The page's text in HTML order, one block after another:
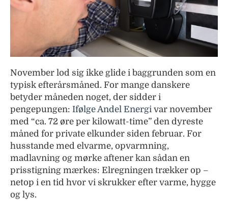
November lod sig ikke glide i baggrunden som en
typisk efterårsmåned. For mange danskere
betyder måneden noget, der sidder i
pengepungen: Ifølge Andel Energi var november
med “ca. 72 øre per kilowatt-time” den dyreste
måned for private elkunder siden februar. For
husstande med elvarme, opvarmning,
madlavning og mørke aftener kan sådan en
prisstigning mærkes: Elregningen trækker op –
netop i en tid hvor vi skrukker efter varme, hygge
og lys.